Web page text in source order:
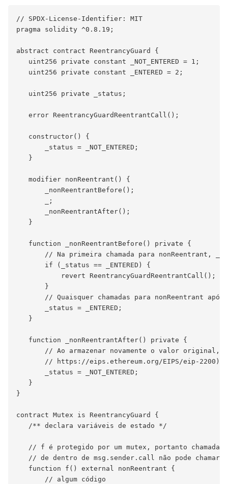
// SPDX-License-Identifier: MIT
pragma solidity ^0.8.19;
abstract contract ReentrancyGuard {
   uint256 private constant _NOT_ENTERED = 1;
   uint256 private constant _ENTERED = 2;
   uint256 private _status;
   error ReentrancyGuardReentrantCall();
   constructor() {
       _status = _NOT_ENTERED;
   }
   modifier nonReentrant() {
       _nonReentrantBefore();
       _;
       _nonReentrantAfter();
   }
   function _nonReentrantBefore() private {
// Na primeira chamada para nonReentrant,
       if (_status == _ENTERED) {
           revert ReentrancyGuardReentrantCall();
       }
// Quaisquer chamadas para nonReentrant após
       _status = _ENTERED;
   }
   function _nonReentrantAfter() private {
// Ao armazenar novamente o valor original,
       // https://eips.ethereum.org/EIPS/eip-2200)
       _status = _NOT_ENTERED;
   }
}
contract Mutex is ReentrancyGuard {
   /** declara variáveis de estado */
// f é protegido por um mutex, portanto chamadas
// de dentro de msg.sender.call não pode chamar
   function f() external nonReentrant {
       // algum código